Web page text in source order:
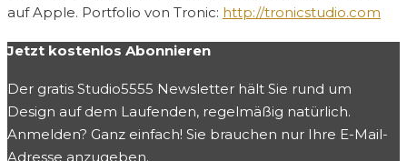
auf Apple. Portfolio von Tronic: http://tronicstudio.com
Jetzt kostenlos Abonnieren
Der gratis Studio5555 Newsletter hält Sie rund um
Design auf dem Laufenden, regelmäßig natürlich.
Anmelden? Ganz einfach! Sie brauchen nur Ihre E-Mail-
Adresse anzugeben.